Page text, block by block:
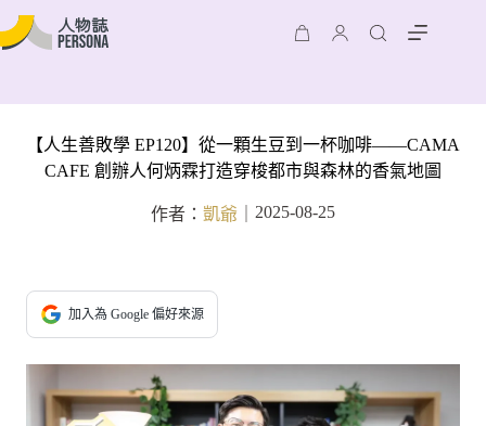
【人生善敗學 EP120】從一顆生豆到一杯咖啡——CAMA
CAFE 創辦人何炳霖打造穿梭都市與森林的香氣地圖
作者： 凱爺 2025-08-25
加入為 Google 偏好來源